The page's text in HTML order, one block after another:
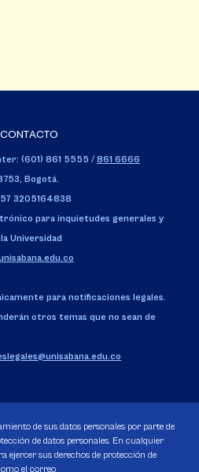
(601) 861 5555 / 861 6666
Bogotá.
3205164838
para inquietudes generales y
Universidad
para notificaciones legales.
otros temas que no sean de
de sus datos personales por parte de
de datos personales. En cualquier
ejercer sus derechos de protección de
el correo